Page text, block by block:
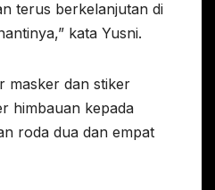
terus berkelanjutan di
kata Yusni.
masker dan stiker
himbauan kepada
roda dua dan empat